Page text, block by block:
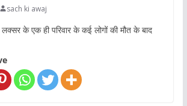
sach ki awaj
के एक ही परिवार के कई लोगों की मौत के बाद